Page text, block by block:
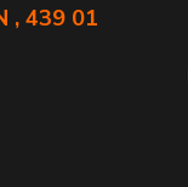
, 439 01